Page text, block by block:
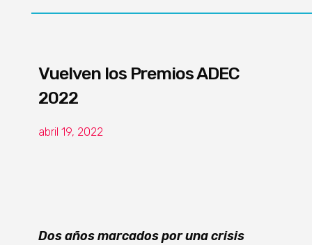
Vuelven los Premios ADEC
2022
abril 19, 2022
Dos años marcados por una crisis